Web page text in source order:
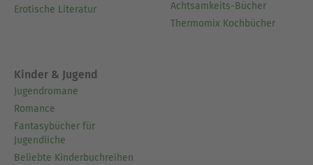
Erotische Literatur
Achtsamkeits-Bücher
Thermomix Kochbücher
Kinder & Jugend
Jugendromane
Romance
Fantasybücher für
Jugendliche
Beliebte Kinderbuchreihen